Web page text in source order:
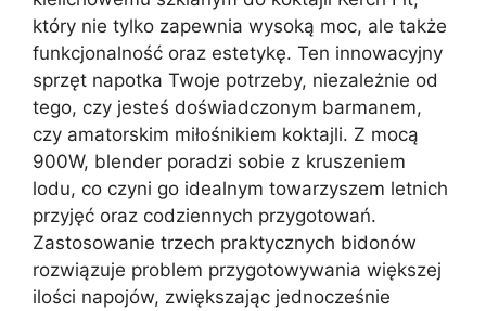
który nie tylko zapewnia wysoką moc, ale także
funkcjonalność oraz estetykę. Ten innowacyjny
sprzęt napotka Twoje potrzeby, niezależnie od
tego, czy jesteś doświadczonym barmanem,
czy amatorskim miłośnikiem koktajli. Z mocą
900W, blender poradzi sobie z kruszeniem
lodu, co czyni go idealnym towarzyszem letnich
przyjęć oraz codziennych przygotowań.
Zastosowanie trzech praktycznych bidonów
rozwiązuje problem przygotowywania większej
ilości napojów, zwiększając jednocześnie